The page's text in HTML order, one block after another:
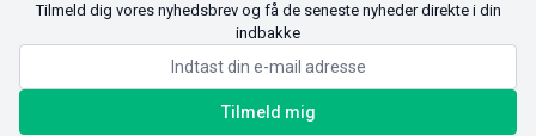
Tilmeld dig vores nyhedsbrev og få de seneste nyheder direkte i din
indbakke
Tilmeld mig